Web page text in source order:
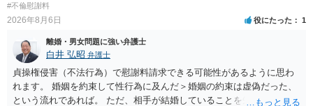
#不倫慰謝料
2026年8月6日 役にたった 1
離婚・男女問題に強い弁護士
白井 弘昭 弁護士
貞操権侵害（不法行為）で慰謝料請求できる可能性があるように思わ
れます。 婚姻を約束して性行為に及んだ＞婚姻の約束は虚偽だった、
という流れであれば。 ただ、相手が結婚していることを知って行為に